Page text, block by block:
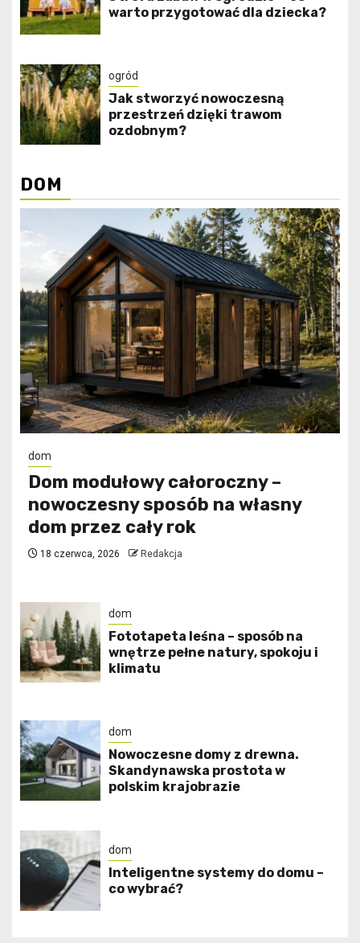
warto przygotować dla dziecka?
ogród
Jak stworzyć nowoczesną
przestrzeń dzięki trawom
ozdobnym?
DOM
dom
Dom modułowy całoroczny –
nowoczesny sposób na własny
dom przez cały rok
18 czerwca, 2026 Redakcja
dom
​Fototapeta leśna – sposób na
wnętrze pełne natury, spokoju i
klimatu
dom
Nowoczesne domy z drewna.
Skandynawska prostota w
polskim krajobrazie
dom
Inteligentne systemy do domu –
co wybrać?